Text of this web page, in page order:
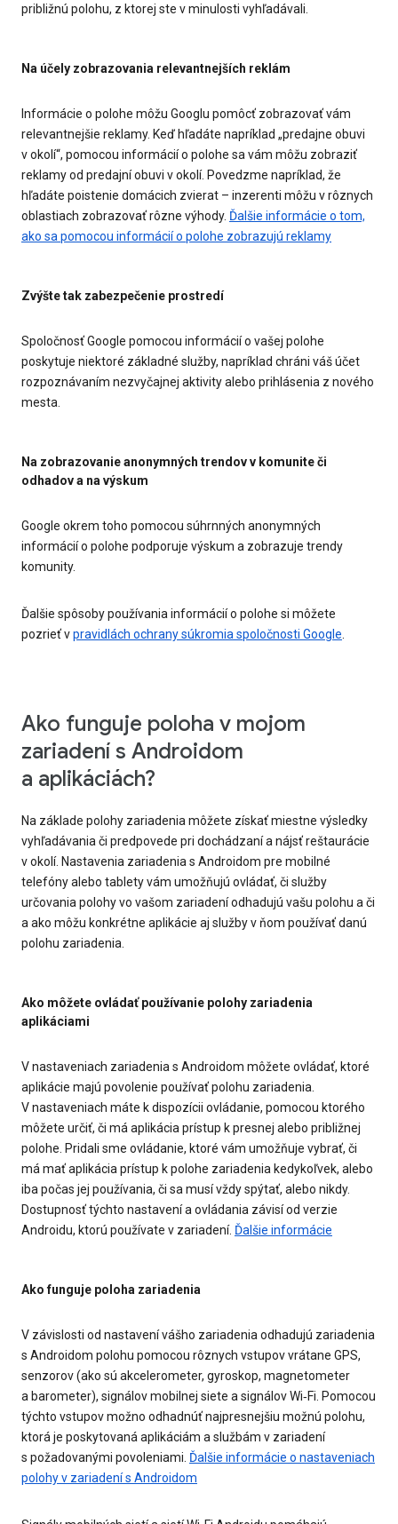
približnú polohu, z ktorej ste v minulosti vyhľadávali.
Na účely zobrazovania relevantnejších reklám
Informácie o polohe môžu Googlu pomôcť zobrazovať vám
relevantnejšie reklamy. Keď hľadáte napríklad „predajne obuvi
v okolí“, pomocou informácií o polohe sa vám môžu zobraziť
reklamy od predajní obuvi v okolí. Povedzme napríklad, že
hľadáte poistenie domácich zvierat – inzerenti môžu v rôznych
oblastiach zobrazovať rôzne výhody. Ďalšie informácie o tom,
ako sa pomocou informácií o polohe zobrazujú reklamy
Zvýšte tak zabezpečenie prostredí
Spoločnosť Google pomocou informácií o vašej polohe
poskytuje niektoré základné služby, napríklad chráni váš účet
rozpoznávaním nezvyčajnej aktivity alebo prihlásenia z nového
mesta.
Na zobrazovanie anonymných trendov v komunite či
odhadov a na výskum
Google okrem toho pomocou súhrnných anonymných
informácií o polohe podporuje výskum a zobrazuje trendy
komunity.
Ďalšie spôsoby používania informácií o polohe si môžete
pozrieť vpravidlách ochrany súkromia spoločnosti Google
Ako funguje poloha v mojom
zariadení s Androidom
a aplikáciách?
Na základe polohy zariadenia môžete získať miestne výsledky
vyhľadávania či predpovede pri dochádzaní a nájsť reštaurácie
v okolí. Nastavenia zariadenia s Androidom pre mobilné
telefóny alebo tablety vám umožňujú ovládať, či služby
určovania polohy vo vašom zariadení odhadujú vašu polohu a či
a ako môžu konkrétne aplikácie aj služby v ňom používať danú
polohu zariadenia.
Ako môžete ovládať používanie polohy zariadenia
aplikáciami
V nastaveniach zariadenia s Androidom môžete ovládať, ktoré
aplikácie majú povolenie používať polohu zariadenia.
V nastaveniach máte k dispozícii ovládanie, pomocou ktorého
môžete určiť, či má aplikácia prístup k presnej alebo približnej
polohe. Pridali sme ovládanie, ktoré vám umožňuje vybrať, či
má mať aplikácia prístup k polohe zariadenia kedykoľvek, alebo
iba počas jej používania, či sa musí vždy spýtať, alebo nikdy.
Dostupnosť týchto nastavení a ovládania závisí od verzie
Androidu, ktorú používate v zariadení. Ďalšie informácie
Ako funguje poloha zariadenia
V závislosti od nastavení vášho zariadenia odhadujú zariadenia
s Androidom polohu pomocou rôznych vstupov vrátane GPS,
senzorov (ako sú akcelerometer, gyroskop, magnetometer
a barometer), signálov mobilnej siete a signálov Wi‐Fi. Pomocou
týchto vstupov možno odhadnúť najpresnejšiu možnú polohu,
ktorá je poskytovaná aplikáciám a službám v zariadení
s požadovanými povoleniami. Ďalšie informácie o nastaveniach
polohy v zariadení s Androidom